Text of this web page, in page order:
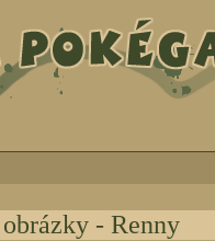
- Renny